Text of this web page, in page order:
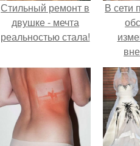
Стильный ремонт в
двушке - мечта
реальностью стала!
В сети